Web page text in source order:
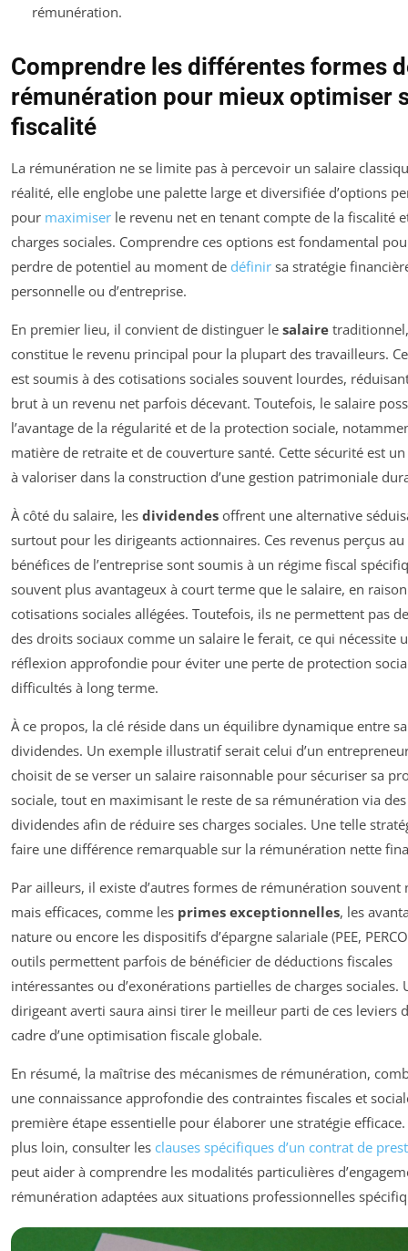
rémunération.
Comprendre les différentes formes
rémunération pour mieux optimiser
fiscalité
La rémunération ne se limite pas à percevoir un salaire
réalité, elle englobe une palette large et diversifiée d’options
pour maximiser le revenu net en tenant compte de la fiscalité
charges sociales. Comprendre ces options est fondamental
perdre de potentiel au moment de définir sa stratégie
personnelle ou d’entreprise.
En premier lieu, il convient de distinguer le salaire
constitue le revenu principal pour la plupart des travailleurs.
est soumis à des cotisations sociales souvent lourdes,
brut à un revenu net parfois décevant. Toutefois, le salaire
l’avantage de la régularité et de la protection sociale,
matière de retraite et de couverture santé. Cette sécurité est
à valoriser dans la construction d’une gestion patrimoniale
À côté du salaire, les dividendes offrent une alternative
surtout pour les dirigeants actionnaires. Ces revenus perçus
bénéfices de l’entreprise sont soumis à un régime fiscal
souvent plus avantageux à court terme que le salaire, en
cotisations sociales allégées. Toutefois, ils ne permettent pas
des droits sociaux comme un salaire le ferait, ce qui nécessite
réflexion approfondie pour éviter une perte de protection
difficultés à long terme.
À ce propos, la clé réside dans un équilibre dynamique entre
dividendes. Un exemple illustratif serait celui d’un
choisit de se verser un salaire raisonnable pour sécuriser sa
sociale, tout en maximisant le reste de sa rémunération via des
dividendes afin de réduire ses charges sociales. Une telle
faire une différence remarquable sur la rémunération nette
Par ailleurs, il existe d’autres formes de rémunération souvent
mais efficaces, comme les primes exceptionnelles, les
nature ou encore les dispositifs d’épargne salariale (PEE,
outils permettent parfois de bénéficier de déductions fiscales
intéressantes ou d’exonérations partielles de charges sociales.
dirigeant averti saura ainsi tirer le meilleur parti de ces leviers
cadre d’une optimisation fiscale globale.
En résumé, la maîtrise des mécanismes de rémunération,
une connaissance approfondie des contraintes fiscales et
première étape essentielle pour élaborer une stratégie
plus loin, consulter les clauses spécifiques d’un contrat de
peut aider à comprendre les modalités particulières
rémunération adaptées aux situations professionnelles